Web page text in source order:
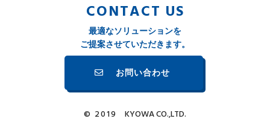
CONTACT US
最適なソリューションを
ご提案させていただきます。
お問い合わせ
© 2019 KYOWA CO.,LTD.